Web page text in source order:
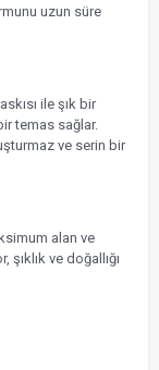
uzun süre
ile şık bir
temas sağlar.
ve serin bir
alan ve
ve doğallığı